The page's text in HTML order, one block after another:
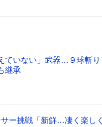
ていない」武器…９球斬り
継承
ー挑戦「新鮮…凄く楽しく